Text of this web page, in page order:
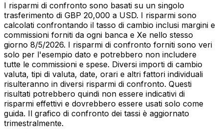
I risparmi di confronto sono basati su un singolo
trasferimento di GBP 20,000 a USD. I risparmi sono
calcolati confrontando il tasso di cambio inclusi margini e
commissioni forniti da ogni banca e Xe nello stesso
giorno 8/5/2026. I risparmi di confronto forniti sono veri
solo per l'esempio dato e potrebbero non includere
tutte le commissioni e spese. Diversi importi di cambio
valuta, tipi di valuta, date, orari e altri fattori individuali
risulteranno in diversi risparmi di confronto. Questi
risultati potrebbero quindi non essere indicativi di
risparmi effettivi e dovrebbero essere usati solo come
guida. Il grafico di confronto dei tassi è aggiornato
trimestralmente.